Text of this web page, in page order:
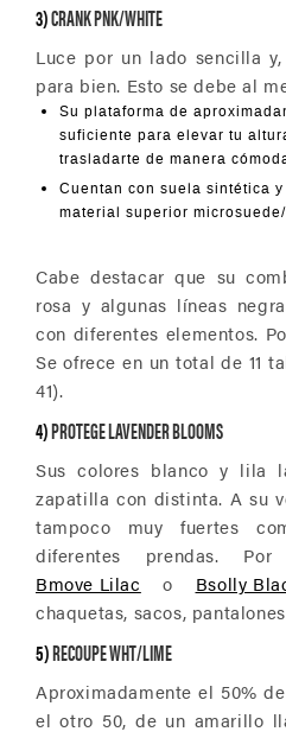
3)CRANK PNK/WHITE
Luce por un lado sencilla
para bien. Esto se debe al
Su plataforma de
suficiente para elevar tu
trasladarte de manera
Cuentan con suela sintética
material superior
Cabe destacar que su
rosa y algunas líneas
con diferentes elementos.
Se ofrece en un total de 11
41).
4)PROTEGE LAVENDER BLOOMS
Sus colores blanco y lila
zapatilla con distinta. A su
tampoco muy fuertes
diferentes prendas.
Bmove Lilac o Bsolly
chaquetas, sacos,
5)RECOUPE WHT/LIME
Aproximadamente el 50%
el otro 50, de un amarillo